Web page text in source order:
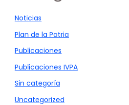
Noticias
Plan de la Patria
Publicaciones
Publicaciones IVPA
Sin categoría
Uncategorized